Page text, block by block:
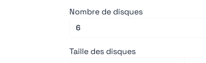
Nombre de disques
Taille des disques